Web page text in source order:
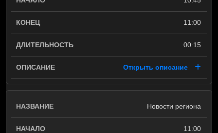
11:00
00:15
Открыть описание
Новости региона
11:00